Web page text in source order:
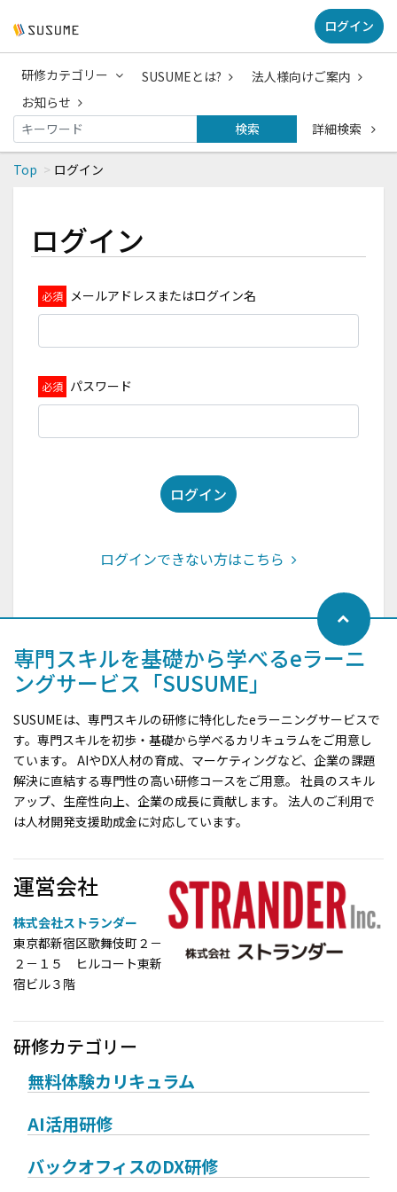
ログイン
研修カテゴリー SUSUMEとは?
法人様向けご案内
お知らせ
検索
詳細検索
Top ログイン
ログイン
メールアドレスまたはログイン名
パスワード
ログイン
ログインできない方はこちら
専門スキルを基礎から学べるeラーニ
ングサービス「SUSUME」
SUSUMEは、専門スキルの研修に特化したeラーニングサービスで
す。専門スキルを初歩・基礎から学べるカリキュラムをご用意し
ています。 AIやDX人材の育成、マーケティングなど、企業の課題
解決に直結する専門性の高い研修コースをご用意。 社員のスキル
アップ、生産性向上、企業の成長に貢献します。 法人のご利用で
は人材開発支援助成金に対応しています。
運営会社
株式会社ストランダー
東京都新宿区歌舞伎町２－
２－１５ ヒルコート東新
宿ビル３階
研修カテゴリー
無料体験カリキュラム
AI活用研修
バックオフィスのDX研修